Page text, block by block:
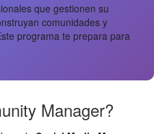
que gestionen su
comunidades y
programa te prepara para
Manager?